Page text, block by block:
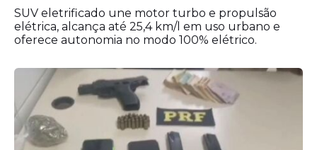
SUV eletrificado une motor turbo e propulsão
elétrica, alcança até 25,4 km/l em uso urbano e
oferece autonomia no modo 100% elétrico.